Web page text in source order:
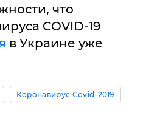
что
COVID-19
в Украине уже
Коронавирус Covid-2019